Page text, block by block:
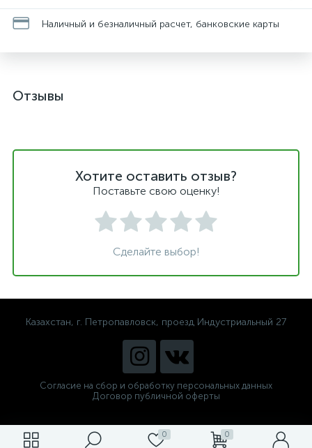
0 0
Наличный и безналичный расчет, банковские карты
Отзывы
Хотите оставить отзыв?
Поставьте свою оценку!
Сделайте выбор!
Казахстан, г. Петропавловск, проезд Индустриальный 27
Согласие на сбор и обработку персональных данных
Договор публичной оферты